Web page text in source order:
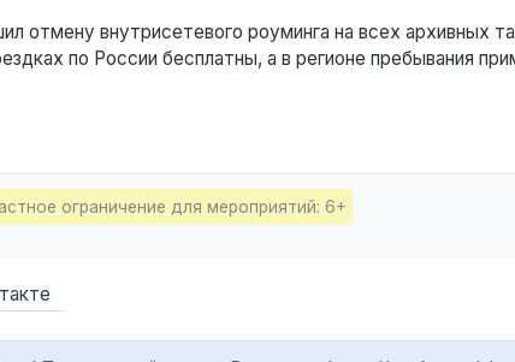
отмену внутрисетевого роуминга на всех архивных
по России бесплатны, а в регионе пребывания
ограничение для мероприятий: 6+